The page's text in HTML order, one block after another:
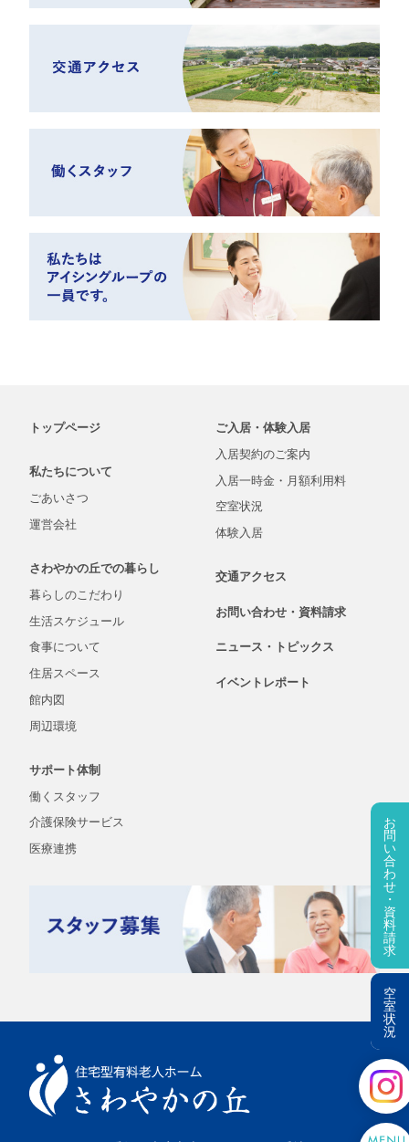
お
問
い
合
わ
せ
・
資
料
請
求
空
室
状
況
トップページ
私たちについて
ごあいさつ
運営会社
さわやかの丘での暮らし
暮らしのこだわり
生活スケジュール
食事について
住居スペース
館内図
周辺環境
サポート体制
働くスタッフ
介護保険サービス
医療連携
ご入居・体験入居
入居契約のご案内
入居一時金・ 月額利用料
空室状況
体験入居
交通アクセス
お問い合わせ・ 資料請求
ニュース・ トピックス
イベントレポート